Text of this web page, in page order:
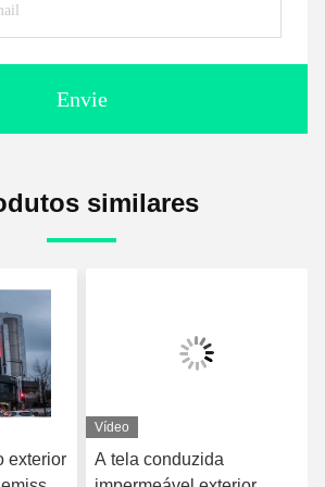
Envie
similares
exterior
Vídeo
A tela conduzida